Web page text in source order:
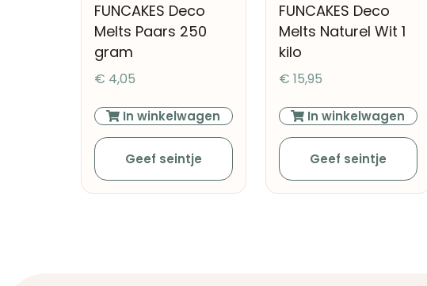
FUNCAKES Deco
Melts Paars 250
gram
€ 4,05
In winkelwagen
Geef seintje
FUNCAKES Deco
Melts Naturel Wit 1
kilo
€ 15,95
In winkelwagen
Geef seintje